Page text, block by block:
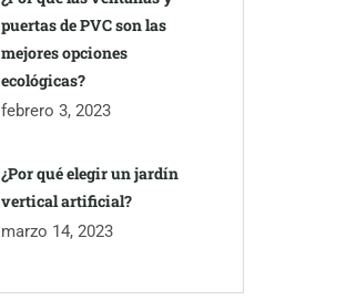
puertas de PVC son las
mejores opciones
ecológicas?
febrero 3, 2023
¿Por qué elegir un jardín
vertical artificial?
marzo 14, 2023